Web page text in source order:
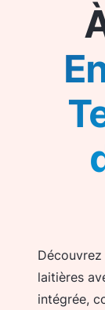
laitières
intégrée,